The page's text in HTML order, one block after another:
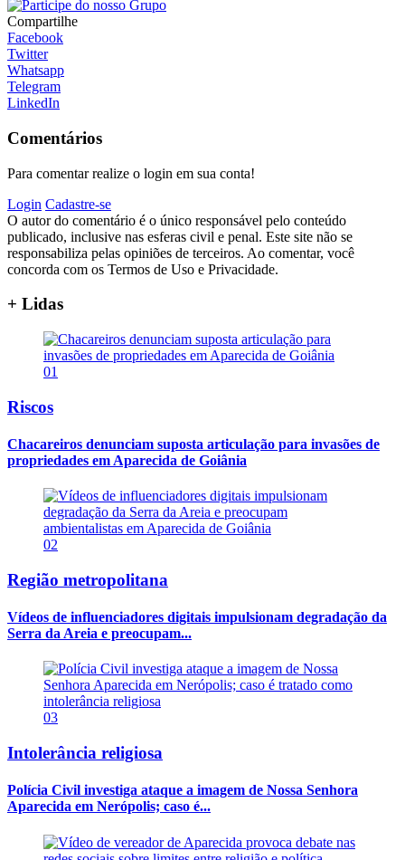
Compartilhe
Facebook
Twitter
Whatsapp
Telegram
LinkedIn
Comentários
Para comentar realize o login em sua conta!
Login Cadastre-se
O autor do comentário é o único responsável pelo conteúdo
publicado, inclusive nas esferas civil e penal. Este site não se
responsabiliza pelas opiniões de terceiros. Ao comentar, você
concorda com os Termos de Uso e Privacidade.
+ Lidas
01
Riscos
Chacareiros denunciam suposta articulação para invasões de
propriedades em Aparecida de Goiânia
02
Região metropolitana
Vídeos de influenciadores digitais impulsionam degradação da
Serra da Areia e preocupam...
03
Intolerância religiosa
Polícia Civil investiga ataque a imagem de Nossa Senhora
Aparecida em Nerópolis; caso é...